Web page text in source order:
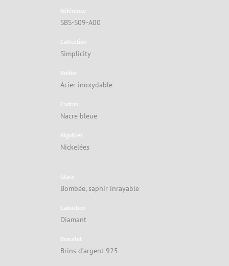
Référence
SBS-S09-A00
Collection
Simplicity
Boîtier
Acier inoxydable
Cadran
Nacre bleue
Aiguilles
Nickelées
Glace
Bombée, saphir inrayable
Cabochon
Diamant
Bracelet
Brins d’argent 925